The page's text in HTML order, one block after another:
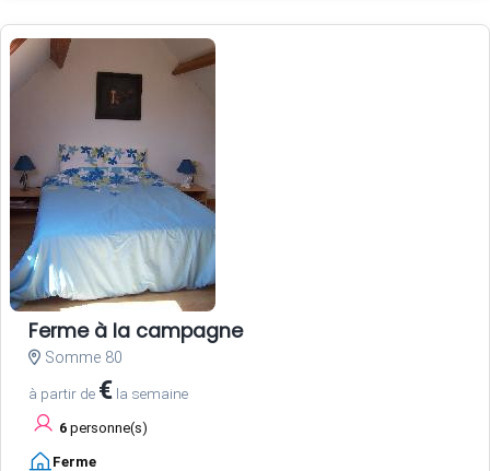
Ferme à la campagne
Somme 80
à partir de € la semaine
6 personne(s)
Ferme